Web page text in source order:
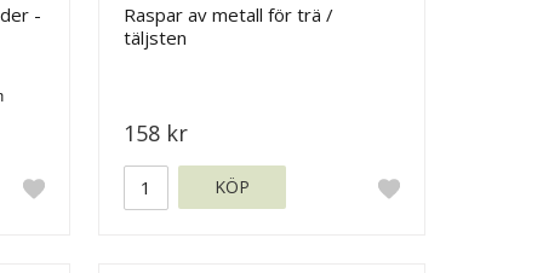
-
Raspar av metall för trä /
täljsten
158 kr
KÖP